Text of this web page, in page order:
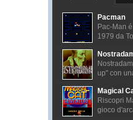
Pacman
Pac-Man
1979 da
up" con
Magical
Riscopri
gioco